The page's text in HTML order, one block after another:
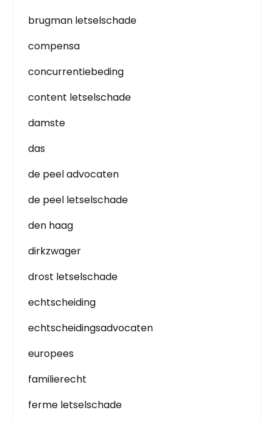
brugman letselschade
compensa
concurrentiebeding
content letselschade
damste
das
de peel advocaten
de peel letselschade
den haag
dirkzwager
drost letselschade
echtscheiding
echtscheidingsadvocaten
europees
familierecht
ferme letselschade